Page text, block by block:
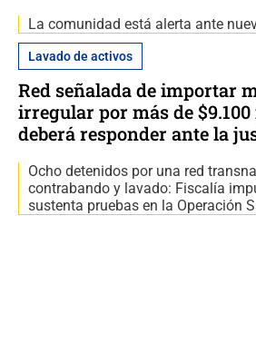
La comunidad está alerta ante
Lavado de activos
Red señalada de importar
irregular por más de
deberá responder ante la
Ocho detenidos por una red
contrabando y lavado: Fiscalía
sustenta pruebas en la Operación